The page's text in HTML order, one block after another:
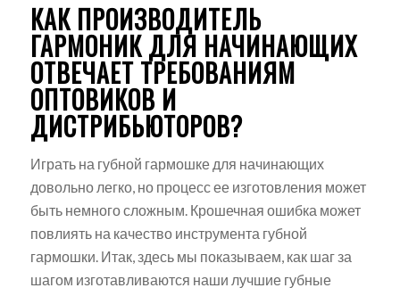
КАК ПРОИЗВОДИТЕЛЬ
ГАРМОНИК ДЛЯ НАЧИНАЮЩИХ
ОТВЕЧАЕТ ТРЕБОВАНИЯМ
ОПТОВИКОВ И
ДИСТРИБЬЮТОРОВ?
Играть на губной гармошке для начинающих
довольно легко, но процесс ее изготовления может
быть немного сложным. Крошечная ошибка может
повлиять на качество инструмента губной
гармошки. Итак, здесь мы показываем, как шаг за
шагом изготавливаются наши лучшие губные